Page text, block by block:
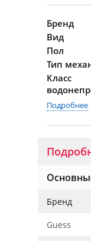
Бренд
Вид
Пол
Тип
Класс
Подробнее
Бренд
Guess